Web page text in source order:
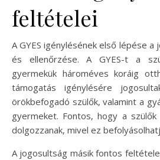
feltételei
A GYES igénylésének első lépése
és ellenőrzése. A GYES-t a
gyermekük hároméves koráig
támogatás igénylésére
örökbefogadó szülők, valamint a
gyermeket. Fontos, hogy a
dolgozzanak, mivel ez
A jogosultság másik fontos